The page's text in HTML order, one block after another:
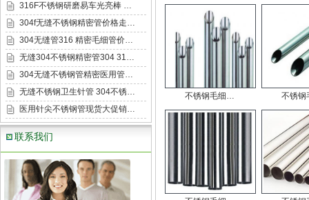
316F不锈钢研磨易车光亮棒 …
304f无缝不锈钢精密管价格走…
304无缝管316 精密毛细管价…
无缝304不锈钢精密管304 31…
304无缝不锈钢管精密医用管…
无缝不锈钢卫生针管 304不锈…
医用针尖不锈钢管现货大促销…
联系我们
不锈钢毛细… 不锈